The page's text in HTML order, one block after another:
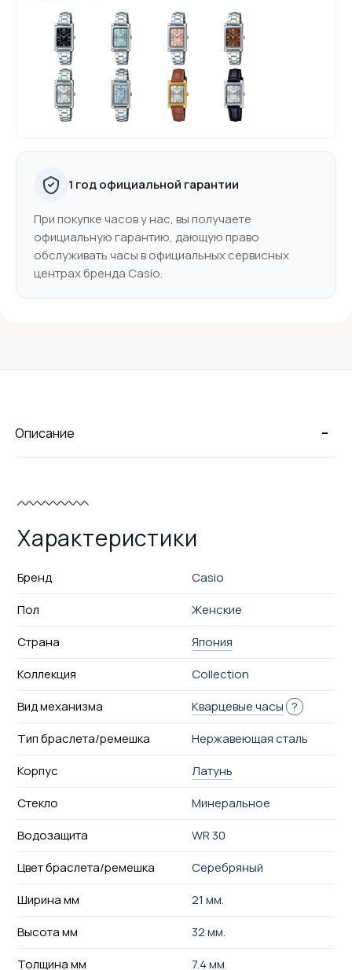
1 год официальной гарантии
При покупке часов у нас, вы получаете
официальную гарантию, дающую право
обслуживать часы в официальных сервисных
центрах бренда Casio.
-
Описание
Характеристики
Бренд
Casio
Пол
Женские
Страна
Япония
Коллекция
Collection
Вид механизма
Кварцевые часы ?
Тип браслета/ремешка
Нержавеющая сталь
Корпус
Латунь
Стекло
Минеральное
Водозащита
WR 30
Цвет браслета/ремешка
Серебряный
Ширина мм
21 мм.
Высота мм
32 мм.
Толщина мм
7.4 мм.